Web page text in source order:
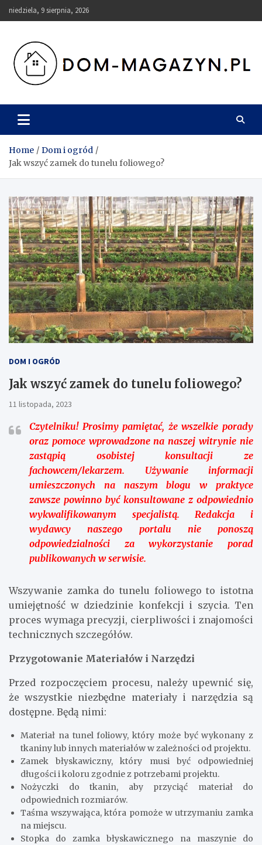
Skip
to
niedziela, 9 sierpnia, 2026
Dom-Magazyn.pl
Home
Dom i ogród
Jak wszyć zamek do tunelu foliowego?
DOM I OGRÓD
Jak wszyć zamek do tunelu foliowego?
11 listopada, 2023
Czytelniku!Prosimy pamiętać, że wszelkie porady
oraz pomoce wprowadzone na naszej witrynie nie
zastąpią osobistej konsultacji ze
fachowcem/lekarzem. Używanie informacji
umieszczonych na naszym blogu w praktyce
zawsze powinno być konsultowane z odpowiednio
wykwalifikowanym specjalistą. Redakcja i
wydawcy naszego portalu nie ponoszą
odpowiedzialności za wykorzystanie porad
publikowanych w serwisie.
Wszywanie zamka do tunelu foliowego to istotna
umiejętność w dziedzinie konfekcji i szycia. Ten
proces wymaga precyzji, cierpliwości i znajomości
technicznych szczegółów.
Przygotowanie Materiałów i Narzędzi
Przed rozpoczęciem procesu, należy upewnić się,
że wszystkie niezbędne materiały i narzędzia są
dostępne. Będą nimi:
Materiał na tunel foliowy, który może być wykonany z
tkaniny lub innych materiałów w zależności od projektu.
Zamek błyskawiczny, który musi być odpowiedniej
długości i koloru zgodnie z potrzebami projektu.
Nożyczki do tkanin, aby przyciąć materiał do
odpowiednich rozmiarów.
Taśma wszywająca, która pomoże w utrzymaniu zamka
na miejscu.
Stopka do zamka błyskawicznego na maszynie do